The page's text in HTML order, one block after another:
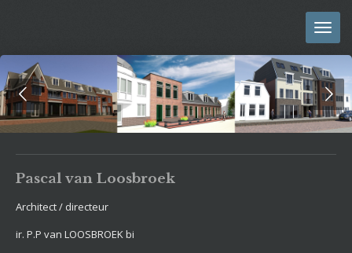
hoofdinhoud
Pascal van Loosbroek
Architect / directeur
ir. P.P van LOOSBROEK bi